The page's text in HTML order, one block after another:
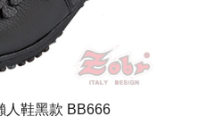
人鞋黑款 BB666